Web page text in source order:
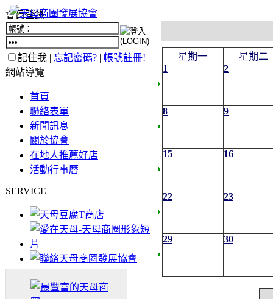
會員登錄
記住我 | 忘記密碼? | 帳號註冊!
網站導覽
首頁
聯絡表單
新聞訊息
關於協會
在地人推薦好店
活動行事曆
SERVICE
星期一
星期二
1
2
8 9
15 16
22 23
29 30